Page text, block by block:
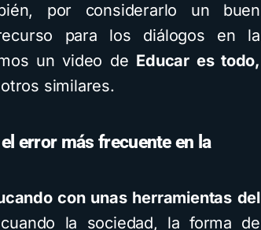
por considerarlo un buen
para los diálogos en la
un video de Educar es todo,
similares.
error más frecuente en la
con unas herramientas del
la sociedad, la forma de